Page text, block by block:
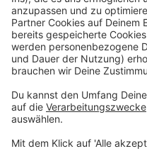
©